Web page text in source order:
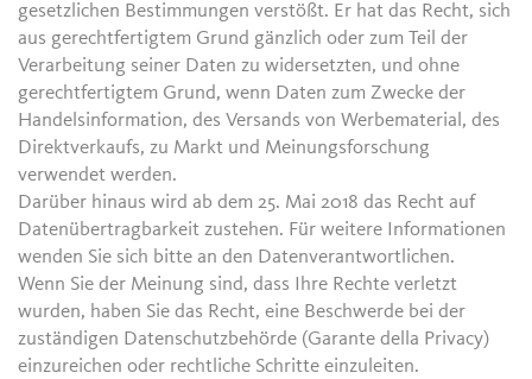
gesetzlichen Bestimmungen verstößt. Er hat das Recht, sich
aus gerechtfertigtem Grund gänzlich oder zum Teil der
Verarbeitung seiner Daten zu widersetzten, und ohne
gerechtfertigtem Grund, wenn Daten zum Zwecke der
Handelsinformation, des Versands von Werbematerial, des
Direktverkaufs, zu Markt und Meinungsforschung
verwendet werden.
Darüber hinaus wird ab dem 25. Mai 2018 das Recht auf
Datenübertragbarkeit zustehen. Für weitere Informationen
wenden Sie sich bitte an den Datenverantwortlichen.
Wenn Sie der Meinung sind, dass Ihre Rechte verletzt
wurden, haben Sie das Recht, eine Beschwerde bei der
zuständigen Datenschutzbehörde (Garante della Privacy)
einzureichen oder rechtliche Schritte einzuleiten.